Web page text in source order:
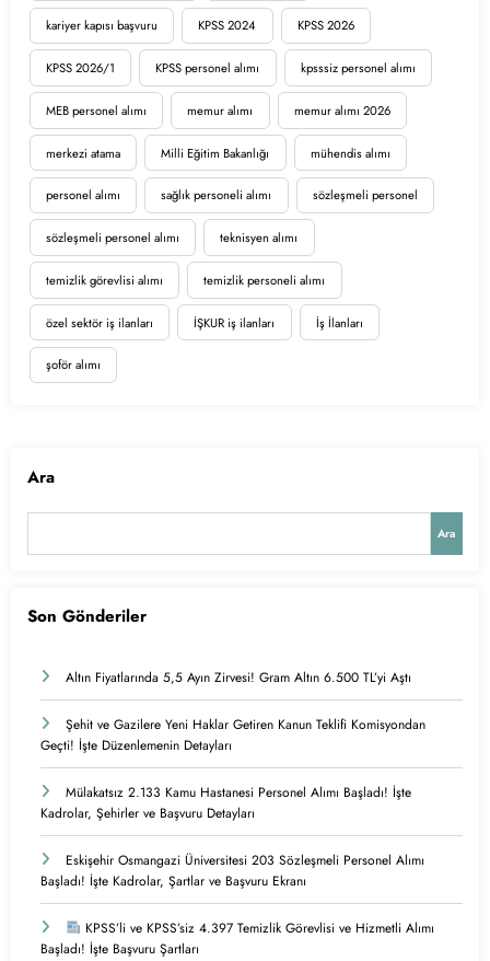
kariyer kapısı başvuru KPSS 2024 KPSS 2026
KPSS 2026/1 KPSS personel alımı kpsssiz personel alımı
MEB personel alımı memur alımı memur alımı 2026
merkezi atama Milli Eğitim Bakanlığı mühendis alımı
personel alımı sağlık personeli alımı sözleşmeli personel
sözleşmeli personel alımı teknisyen alımı
temizlik görevlisi alımı temizlik personeli alımı
özel sektör iş ilanları İŞKUR iş ilanları İş İlanları
şoför alımı
Ara
Ara
Son Gönderiler
Altın Fiyatlarında 5,5 Ayın Zirvesi! Gram Altın 6.500 TL’yi Aştı
Şehit ve Gazilere Yeni Haklar Getiren Kanun Teklifi Komisyondan
Geçti! İşte Düzenlemenin Detayları
Mülakatsız 2.133 Kamu Hastanesi Personel Alımı Başladı! İşte
Kadrolar, Şehirler ve Başvuru Detayları
Eskişehir Osmangazi Üniversitesi 203 Sözleşmeli Personel Alımı
Başladı! İşte Kadrolar, Şartlar ve Başvuru Ekranı
KPSS’li ve KPSS’siz 4.397 Temizlik Görevlisi ve Hizmetli Alımı
Başladı! İşte Başvuru Şartları